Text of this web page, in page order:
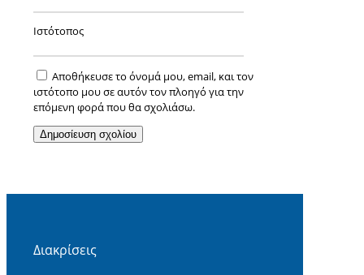
Ιστότοπος
Αποθήκευσε το όνομά μου, email, και τον
ιστότοπο μου σε αυτόν τον πλοηγό για την
επόμενη φορά που θα σχολιάσω.
Διακρίσεις